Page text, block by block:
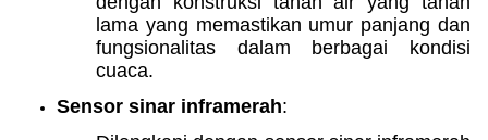
lama yang memastikan umur panjang dan
fungsionalitas dalam berbagai kondisi
cuaca.
Sensor sinar inframerah: